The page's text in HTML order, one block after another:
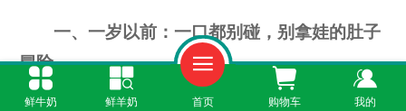
一、一岁以前：一口都别碰，别拿娃的肚子
冒险
鲜牛奶 鲜羊奶 首页 购物车 我的